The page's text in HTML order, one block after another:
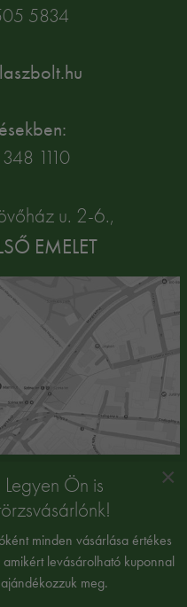
5834
1110
u. 2-6.,
EMELET
×
Legyen Ön is
minden vásárlása értékes
levásárolható kuponnal
ajándékozzuk meg.